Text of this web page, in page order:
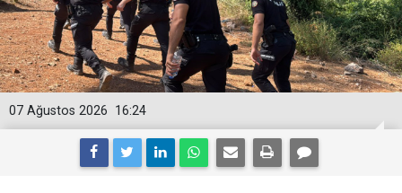
16:24
07 Ağustos 2026